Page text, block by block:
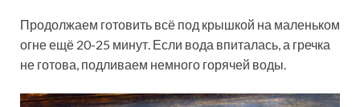
Продолжаем готовить всё под крышкой на маленьком
огне ещё 20-25 минут. Если вода впиталась, а гречка
не готова, подливаем немного горячей воды.